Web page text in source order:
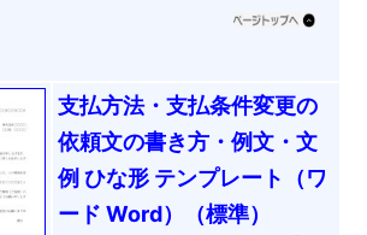
支払方法・支払条件変更の
依頼文の書き方・例文・文
例 ひな形 テンプレート（ワ
ード Word）（標準）